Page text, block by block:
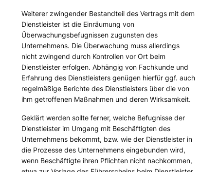
Weiterer zwingender Bestandteil des Vertrags mit dem
Dienstleister ist die Einräumung von
Überwachungsbefugnissen zugunsten des
Unternehmens. Die Überwachung muss allerdings
nicht zwingend durch Kontrollen vor Ort beim
Dienstleister erfolgen. Abhängig von Fachkunde und
Erfahrung des Dienstleisters genügen hierfür ggf. auch
regelmäßige Berichte des Dienstleisters über die von
ihm getroffenen Maßnahmen und deren Wirksamkeit.
Geklärt werden sollte ferner, welche Befugnisse der
Dienstleister im Umgang mit Beschäftigten des
Unternehmens bekommt, bzw. wie der Dienstleister in
die Prozesse des Unternehmens eingebunden wird,
wenn Beschäftigte ihren Pflichten nicht nachkommen,